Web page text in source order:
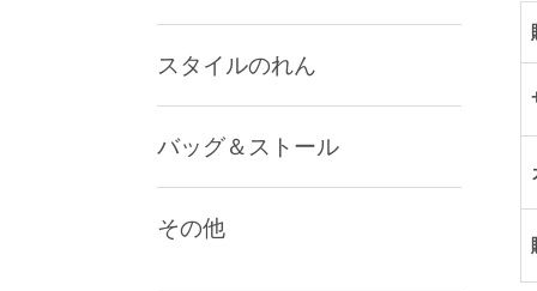
スタイルのれん
バッグ＆ストール
その他